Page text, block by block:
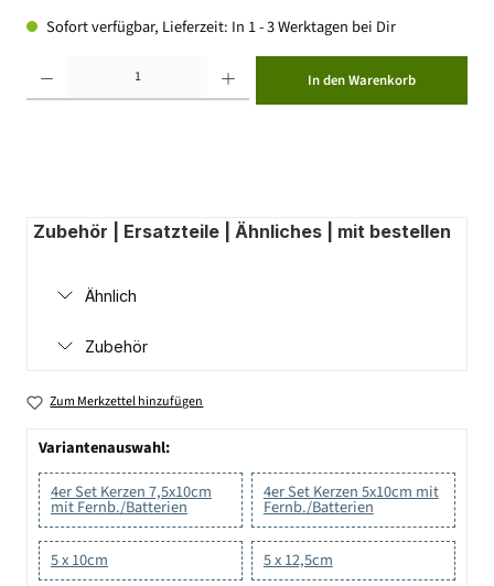
Sofort verfügbar, Lieferzeit: In 1 - 3 Werktagen bei Dir
In den Warenkorb
Zubehör | Ersatzteile | Ähnliches | mit bestellen
Ähnlich
Zubehör
Zum Merkzettel hinzufügen
Variantenauswahl:
4er Set Kerzen 7,5x10cm
mit Fernb./Batterien
4er Set Kerzen 5x10cm mit
Fernb./Batterien
5 x 10cm 5 x 12,5cm